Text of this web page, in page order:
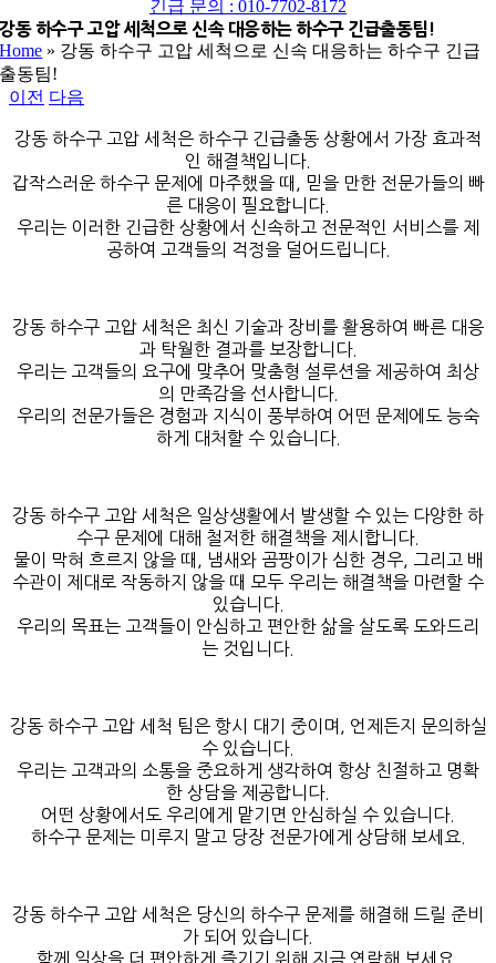
버
블
로
그
긴급 문의 : 010-7702-8172
강동 하수구 고압 세척으로 신속 대응하는 하수구 긴급출동팀!
Home » 강동 하수구 고압 세척으로 신속 대응하는 하수구 긴급
출동팀!
이전 다음
강동 하수구 고압 세척은 하수구 긴급출동 상황에서 가장 효과적
인 해결책입니다.
갑작스러운 하수구 문제에 마주했을 때, 믿을 만한 전문가들의 빠
른 대응이 필요합니다.
우리는 이러한 긴급한 상황에서 신속하고 전문적인 서비스를 제
공하여 고객들의 걱정을 덜어드립니다.
강동 하수구 고압 세척은 최신 기술과 장비를 활용하여 빠른 대응
과 탁월한 결과를 보장합니다.
우리는 고객들의 요구에 맞추어 맞춤형 설루션을 제공하여 최상
의 만족감을 선사합니다.
우리의 전문가들은 경험과 지식이 풍부하여 어떤 문제에도 능숙
하게 대처할 수 있습니다.
강동 하수구 고압 세척은 일상생활에서 발생할 수 있는 다양한 하
수구 문제에 대해 철저한 해결책을 제시합니다.
물이 막혀 흐르지 않을 때, 냄새와 곰팡이가 심한 경우, 그리고 배
수관이 제대로 작동하지 않을 때 모두 우리는 해결책을 마련할 수
있습니다.
우리의 목표는 고객들이 안심하고 편안한 삶을 살도록 도와드리
는 것입니다.
강동 하수구 고압 세척 팀은 항시 대기 중이며, 언제든지 문의하실
수 있습니다.
우리는 고객과의 소통을 중요하게 생각하여 항상 친절하고 명확
한 상담을 제공합니다.
어떤 상황에서도 우리에게 맡기면 안심하실 수 있습니다.
하수구 문제는 미루지 말고 당장 전문가에게 상담해 보세요.
강동 하수구 고압 세척은 당신의 하수구 문제를 해결해 드릴 준비
가 되어 있습니다.
함께 일상을 더 편안하게 즐기기 위해 지금 연락해 보세요.